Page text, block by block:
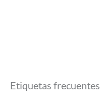
Etiquetas frecuentes